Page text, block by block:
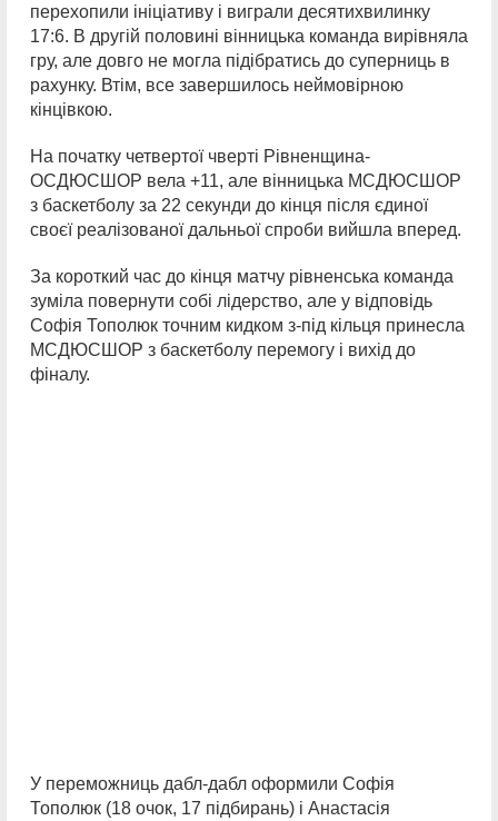
перехопили ініціативу і виграли десятихвилинку
17:6. В другій половині вінницька команда вирівняла
гру, але довго не могла підібратись до суперниць в
рахунку. Втім, все завершилось неймовірною
кінцівкою.
На початку четвертої чверті Рівненщина-
ОСДЮСШОР вела +11, але вінницька МСДЮСШОР
з баскетболу за 22 секунди до кінця після єдиної
своєї реалізованої дальньої спроби вийшла вперед.
За короткий час до кінця матчу рівненська команда
зуміла повернути собі лідерство, але у відповідь
Софія Тополюк точним кидком з-під кільця принесла
МСДЮСШОР з баскетболу перемогу і вихід до
фіналу.
У переможниць дабл-дабл оформили Софія
Тополюк (18 очок, 17 підбирань) і Анастасія